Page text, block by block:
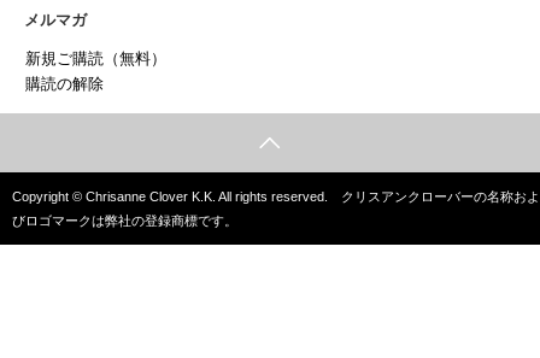
メルマガ
新規ご購読（無料）
購読の解除
Copyright © Chrisanne Clover K.K. All rights reserved. クリスアンクローバーの名称およ
びロゴマークは弊社の登録商標です。